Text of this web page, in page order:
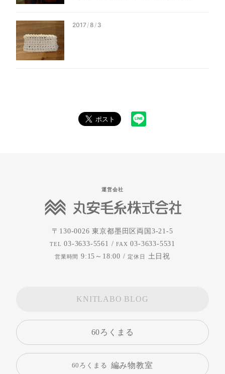
2017/8 / 3
運営会社
〒130-0026 東京都墨田区両国3-21-5
TEL 03-3633-5561 /FAX 03-3633-5531
営業時間 9:15～18:00 / 定休日 土日祝
KNITLABO BLOG
60ろくまる
60ろくまる 編み物教室